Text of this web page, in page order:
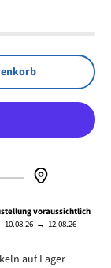
voraussichtlich
10.08.26 → 12.08.26
auf Lager